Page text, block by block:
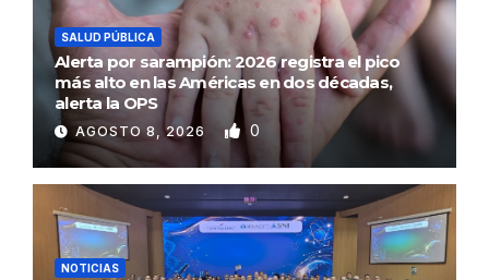
SALUD PÚBLICA
Alerta por sarampión: 2026 registra el pico
más alto en las Américas en dos décadas,
alerta la OPS
AGOSTO 8, 2026 0
NOTICIAS